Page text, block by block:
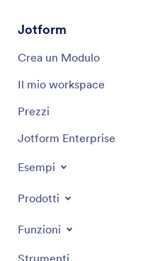
Jotform
Crea un Modulo
Il mio workspace
Prezzi
Jotform Enterprise
Esempi
Prodotti
Funzioni
Strumenti